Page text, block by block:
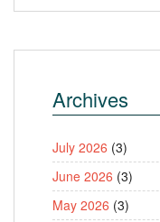
Archives
July 2026 (3)
June 2026 (3)
May 2026 (3)